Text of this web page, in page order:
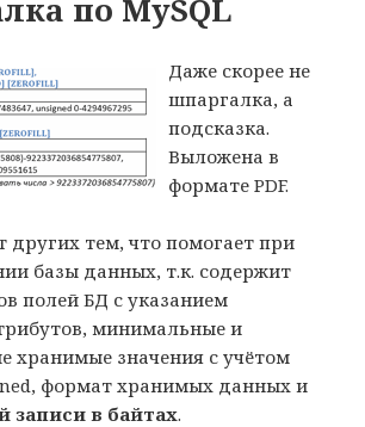
по MySQL
Даже скорее не
шпаргалка, а
подсказка.
Выложена в
формате PDF.
других тем, что помогает при
базы данных, т.к. содержит
полей БД с указанием
минимальные и
хранимые значения с учётом
формат хранимых данных и
записи в байтах.